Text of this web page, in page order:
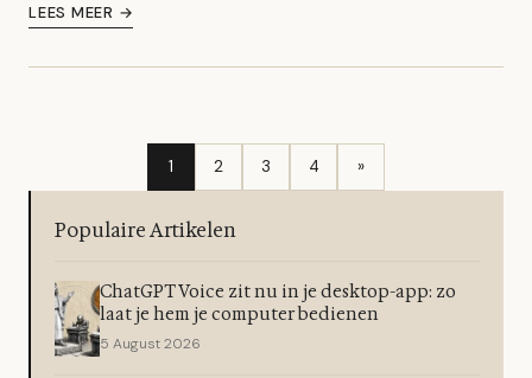
LEES MEER →
1 2 3 4 »
Populaire Artikelen
ChatGPT Voice zit nu in je desktop-app: zo
laat je hem je computer bedienen
5 August 2026